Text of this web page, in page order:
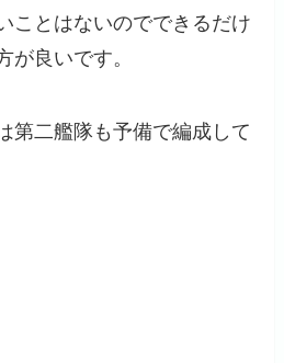
ことはないのでできるだけ
が良いです。
第二艦隊も予備で編成して